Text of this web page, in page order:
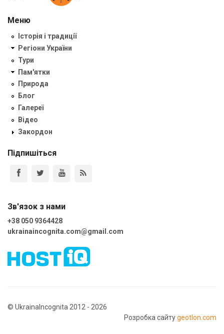
Меню
Історія і традиції
Регіони України
Тури
Пам'ятки
Природа
Блог
Галереї
Відео
Закордон
Підпишіться
Зв'язок з нами
+38 050 9364428
ukrainaincognita.com@gmail.com
© UkrainaIncognita 2012 - 2026
Розробка сайтуgeotlon.com